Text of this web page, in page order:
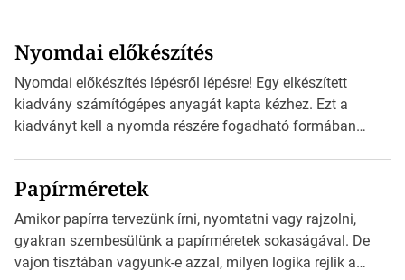
okostelefonjára telepíthet egy QR-kód-leolvasó
alkalmazást, ami leolvasni és dekódolni képes az URL-
információt és átirányítja a telefon böngészőjét a cég
weblapjára. A QR-kód beolvasása után a felhasználó
Nyomdai előkészítés
Nyomdai előkészítés lépésről lépésre! Egy elkészített
kiadvány számítógépes anyagát kapta kézhez. Ezt a
kiadványt kell a nyomda részére fogadható formában
Illustratorban készült vektorgrafika. *Hirdetés Minden
esetben konzultáljunk a nyomdával, mielőtt elkezdjük a
nyomdai előkészítést!Nehogy az elkészült munka után
derüljön ki, hogy valamit másképp kellett volna csinálni! […]
Papírméretek
Amikor papírra tervezünk írni, nyomtatni vagy rajzolni,
gyakran szembesülünk a papírméretek sokaságával. De
vajon tisztában vagyunk-e azzal, milyen logika rejlik a